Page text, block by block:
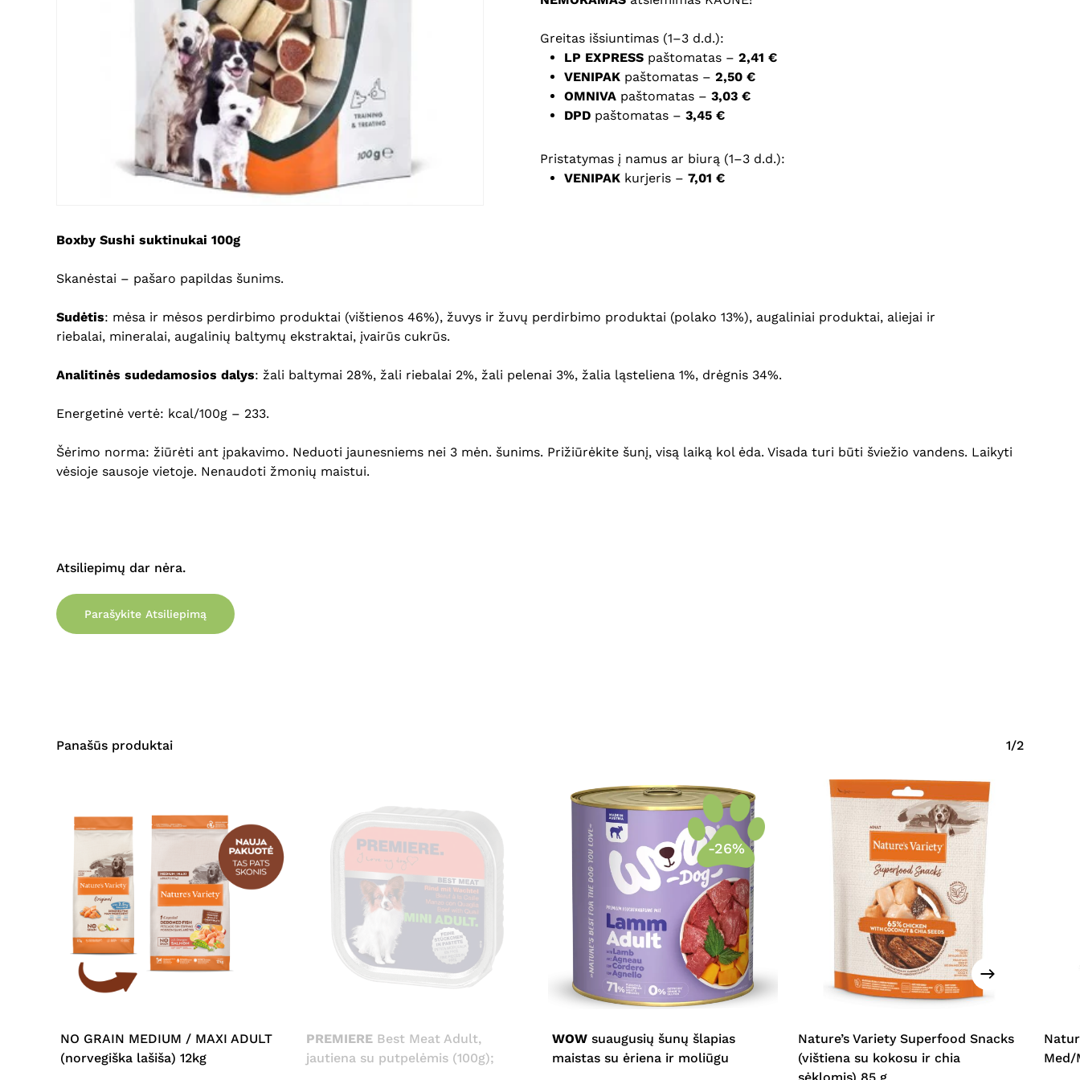
Greitas išsiuntimas (1–3 d.d.):
LP EXPRESS paštomatas – 2,41 €
VENIPAK paštomatas – 2,50 €
OMNIVA paštomatas – 3,03 €
DPD paštomatas – 3,45 €
Pristatymas į namus ar biurą (1–3 d.d.):
VENIPAK kurjeris – 7,01 €
Boxby Sushi suktinukai 100g
Skanėstai – pašaro papildas šunims.
Sudėtis: mėsa ir mėsos perdirbimo produktai (vištienos 46%), žuvys ir žuvų perdirbimo produktai (polako 13%), augaliniai produktai, aliejai ir
riebalai, mineralai, augalinių baltymų ekstraktai, įvairūs cukrūs.
Analitinės sudedamosios dalys: žali baltymai 28%, žali riebalai 2%, žali pelenai 3%, žalia ląsteliena 1%, drėgnis 34%.
Energetinė vertė: kcal/100g – 233.
Šėrimo norma: žiūrėti ant įpakavimo. Neduoti jaunesniems nei 3 mėn. šunims. Prižiūrėkite šunį, visą laiką kol ėda. Visada turi būti šviežio vandens. Laikyti
vėsioje sausoje vietoje. Nenaudoti žmonių maistui.
Atsiliepimų dar nėra.
Parašykite Atsiliepimą
Panašūs produktai 1/2
NO GRAIN MEDIUM / MAXI ADULT
(norvegiška lašiša) 12kg
PREMIERE Best Meat Adult,
jautiena su putpelėmis (100g);
-26%
This
product
multiple
variants.
WOW suaugusių šunų šlapias
maistas su ėriena ir moliūgu
Nature’s Variety Superfood Snacks
(vištiena su kokosu ir chia
Med/
puslapį, kad jų nebereiktų įvesti iš naujo, kai kitą kartą vėl norėsiu parašyti
komentarą.